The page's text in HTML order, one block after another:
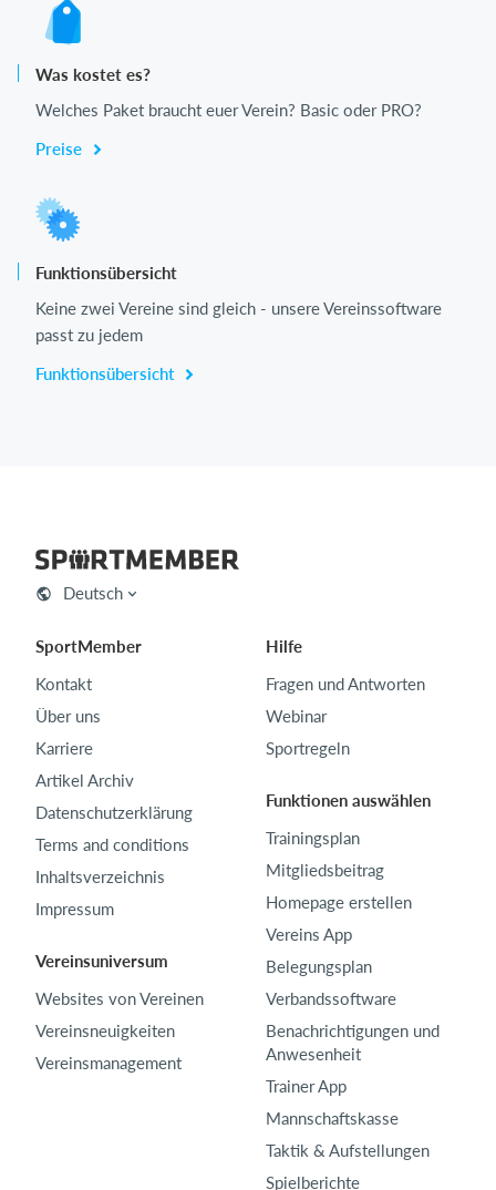
Was kostet es?
Welches Paket braucht euer Verein? Basic oder PRO?
Preise
Funktionsübersicht
Keine zwei Vereine sind gleich - unsere Vereinssoftware
passt zu jedem
Funktionsübersicht
Deutsch
SportMember
Kontakt
Über uns
Karriere
Artikel Archiv
Datenschutzerklärung
Terms and conditions
Inhaltsverzeichnis
Impressum
Vereinsuniversum
Websites von Vereinen
Vereinsneuigkeiten
Vereinsmanagement
Hilfe
Fragen und Antworten
Webinar
Sportregeln
Funktionen auswählen
Trainingsplan
Mitgliedsbeitrag
Homepage erstellen
Vereins App
Belegungsplan
Verbandssoftware
Benachrichtigungen und
Anwesenheit
Trainer App
Mannschaftskasse
Taktik & Aufstellungen
Spielberichte